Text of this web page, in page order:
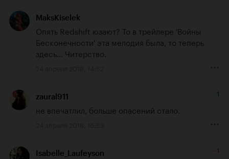
MaksKiselek
Опять Redshift юзают? То в трейлере 'Войны
Бесконечности' эта мелодия была, то теперь
здесь... Читерство.
zaural911 1
не впечатлил, больше опасений стало.
Isabelle_Laufeyson -1